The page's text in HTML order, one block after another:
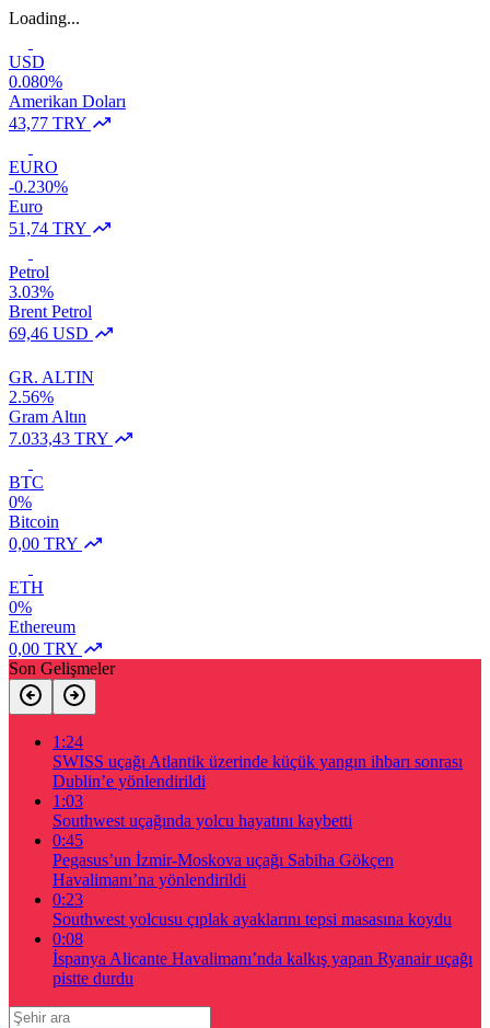
Loading...
USD
0.080%
Amerikan Doları
43,77 TRY
EURO
-0.230%
Euro
51,74 TRY
Petrol
3.03%
Brent Petrol
69,46 USD
GR. ALTIN
2.56%
Gram Altın
7.033,43 TRY
BTC
0%
Bitcoin
0,00 TRY
ETH
0%
Ethereum
0,00 TRY
Son Gelişmeler
1:24
SWISS uçağı Atlantik üzerinde küçük yangın ihbarı sonrası
Dublin’e yönlendirildi
1:03
Southwest uçağında yolcu hayatını kaybetti
0:45
Pegasus’un İzmir-Moskova uçağı Sabiha Gökçen
Havalimanı’na yönlendirildi
0:23
Southwest yolcusu çıplak ayaklarını tepsi masasına koydu
0:08
İspanya Alicante Havalimanı’nda kalkış yapan Ryanair uçağı
pistte durdu